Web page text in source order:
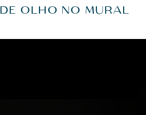
DE OLHO NO MURAL